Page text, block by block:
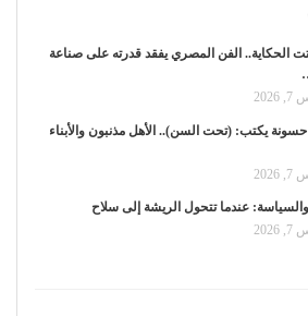
الحكاية.. الفن المصري يفقد قدرته على صناعة
يكتب: (تحت السن).. الأهل مذنبون والأبناء
عندما تتحول الريشة إلى سلاح